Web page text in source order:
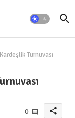
Turnuvası
0 share